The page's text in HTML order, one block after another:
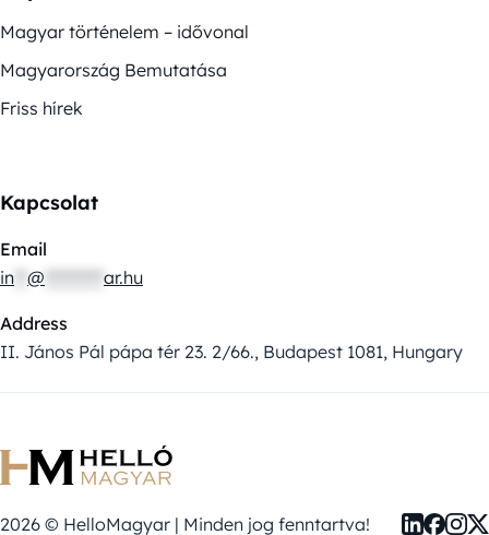
Magyar történelem – idővonal
Magyarország Bemutatása
Friss hírek
Kapcsolat
Email
in @ ar.hu
Address
II. János Pál pápa tér 23. 2/66., Budapest 1081, Hungary
2026 © HelloMagyar | Minden jog fenntartva!